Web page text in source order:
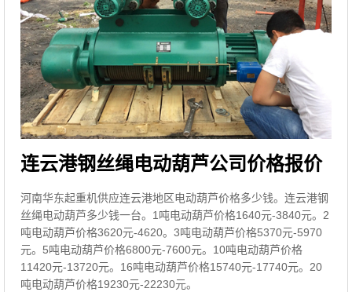
连云港钢丝绳电动葫芦公司价格报价
河南华东起重机供应连云港地区电动葫芦价格多少钱。连云港钢
丝绳电动葫芦多少钱一台。1吨电动葫芦价格1640元-3840元。2
吨电动葫芦价格3620元-4620。3吨电动葫芦价格5370元-5970
元。5吨电动葫芦价格6800元-7600元。10吨电动葫芦价格
11420元-13720元。16吨电动葫芦价格15740元-17740元。20
吨电动葫芦价格19230元-22230元。